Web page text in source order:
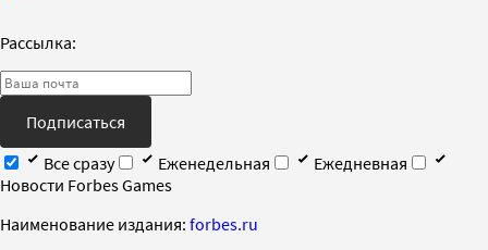
Рассылка:
Подписаться
Все сразу
Еженедельная
Ежедневная
Новости Forbes Games
Наименование издания: forbes.ru